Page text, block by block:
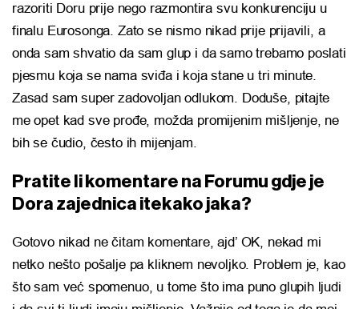
razoriti Doru prije nego razmontira svu konkurenciju u
finalu Eurosonga. Zato se nismo nikad prije prijavili, a
onda sam shvatio da sam glup i da samo trebamo poslati
pjesmu koja se nama sviđa i koja stane u tri minute.
Zasad sam super zadovoljan odlukom. Doduše, pitajte
me opet kad sve prođe, možda promijenim mišljenje, ne
bih se čudio, često ih mijenjam.
Pratite li komentare na Forumu gdje je
Dora zajednica itekako jaka?
Gotovo nikad ne čitam komentare, ajd’ OK, nekad mi
netko nešto pošalje pa kliknem nevoljko. Problem je, kao
što sam već spomenuo, u tome što ima puno glupih ljudi